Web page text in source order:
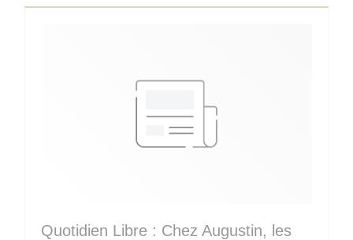
Quotidien Libre : Chez Augustin, les